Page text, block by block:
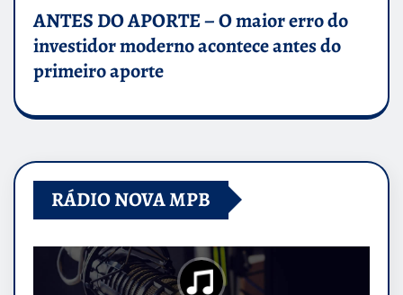
ANTES DO APORTE – O maior erro do
investidor moderno acontece antes do
primeiro aporte
RÁDIO NOVA MPB